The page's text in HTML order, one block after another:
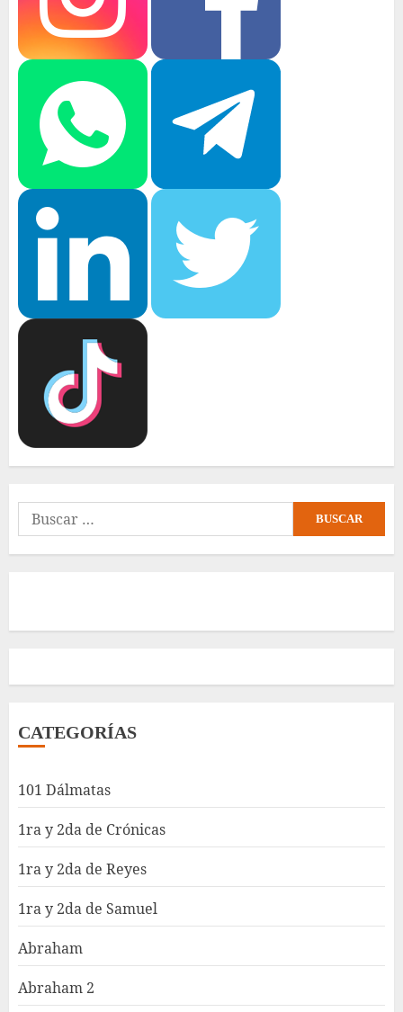
Buscar:
CATEGORÍAS
101 Dálmatas
1ra y 2da de Crónicas
1ra y 2da de Reyes
1ra y 2da de Samuel
Abraham
Abraham 2